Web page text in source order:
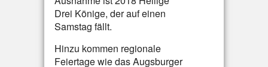
Drei Könige, der auf einen
Samstag fällt.
Hinzu kommen regionale
Feiertage wie das Augsburger